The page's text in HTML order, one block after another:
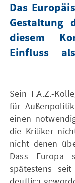
„Das
Gestaltung
diesem
Einfluss
Sein F.A.Z.-
für
einen
die Kritiker
nicht denen
Dass Europa
spätestens
deutlich